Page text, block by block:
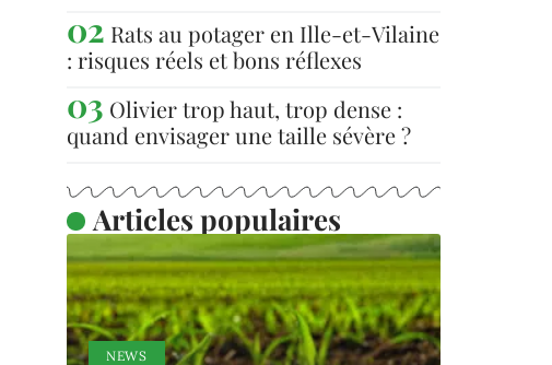
Rats au potager en Ille-et-Vilaine
: risques réels et bons réflexes
Olivier trop haut, trop dense :
quand envisager une taille sévère ?
Articles populaires
NEWS